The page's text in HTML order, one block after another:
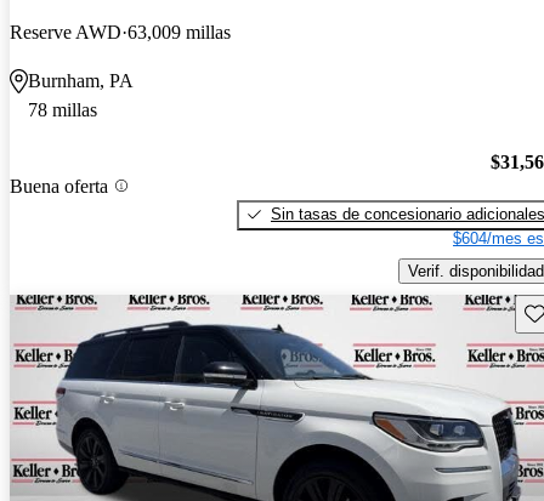
Reserve AWD 63,009 millas
Burnham, PA
78 millas
Buena oferta
Sin tasas de concesionario adicionales
$604/mes
Verif. disponibilidad